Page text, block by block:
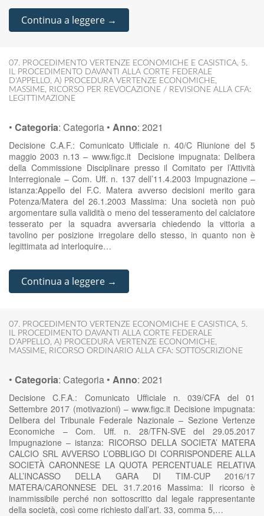
Continua a leggere →
07. PROCEDIMENTO VERTENZE ECONOMICHE E CASISTICA, 5.
IL PROCEDIMENTO DAVANTI ALLA CORTE FEDERALE
D'APPELLO, A) PROCEDURA VERTENZE ECONOMICHE,
MASSIME, RICORSO PER REVOCAZIONE / REVISIONE ALLA CFA:
LEGITTIMAZIONE
• Categoria: Categoria • Anno: 2021
Decisione C.A.F.: Comunicato Ufficiale n. 40/C Riunione del 5
maggio 2003 n.13 – www.figc.it Decisione impugnata: Delibera
della Commissione Disciplinare presso il Comitato per l’Attività
Interregionale – Com. Uff. n. 137 dell’11.4.2003 Impugnazione –
istanza:Appello del F.C. Matera avverso decisioni merito gara
Potenza/Matera del 26.1.2003 Massima: Una società non può
argomentare sulla validità o meno del tesseramento del calciatore
tesserato per la squadra avversaria chiedendo la vittoria a
tavolino per posizione irregolare dello stesso, in quanto non è
legittimata ad interloquire…
Continua a leggere →
07. PROCEDIMENTO VERTENZE ECONOMICHE E CASISTICA, 5.
IL PROCEDIMENTO DAVANTI ALLA CORTE FEDERALE
D'APPELLO, A) PROCEDURA VERTENZE ECONOMICHE,
MASSIME, RICORSO ORDINARIO ALLA CFA: SOTTOSCRIZIONE
• Categoria: Categoria • Anno: 2021
Decisione C.F.A.: Comunicato Ufficiale n. 039/CFA del 01
Settembre 2017 (motivazioni) – www.figc.it Decisione impugnata:
Delibera del Tribunale Federale Nazionale – Sezione Vertenze
Economiche – Com. Uff. n. 28/TFN-SVE del 29.05.2017
Impugnazione – istanza: RICORSO DELLA SOCIETA’ MATERA
CALCIO SRL AVVERSO L’OBBLIGO DI CORRISPONDERE ALLA
SOCIETÀ CARONNESE LA QUOTA PERCENTUALE RELATIVA
ALL’INCASSO DELLA GARA DI TIM-CUP 2016/17
MATERA/CARONNESE DEL 31.7.2016 Massima: Il ricorso è
inammissibile perché non sottoscritto dal legale rappresentante
della società, così come richiesto dall’art. 33, comma 5,…